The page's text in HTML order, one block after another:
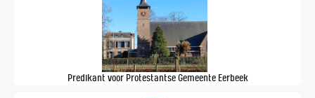
Predikant voor Protestantse Gemeente Eerbeek